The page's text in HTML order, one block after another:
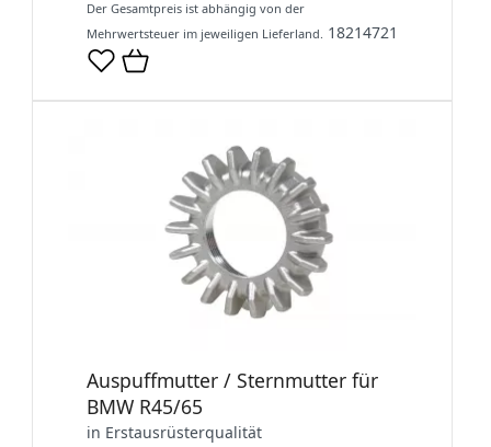
Der Gesamtpreis ist abhängig von der
Mehrwertsteuer im jeweiligen Lieferland. 18214721
Auspuffmutter / Sternmutter für
BMW R45/65
in Erstausrüsterqualität